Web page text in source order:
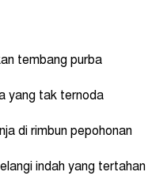
tembang purba
yang tak ternoda
di rimbun pepohonan
indah yang tertahan